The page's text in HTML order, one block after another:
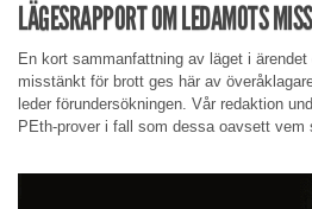
LÄGESRAPPORT OM LEDAMOTS
En kort sammanfattning av läget i
misstänkt för brott ges här av
leder förundersökningen. Vår redaktion
PEth-prover i fall som dessa oavsett vem